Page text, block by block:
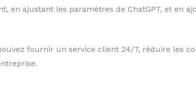
en ajustant les paramètres de ChatGPT, et en
fournir un service client 24/7, réduire les